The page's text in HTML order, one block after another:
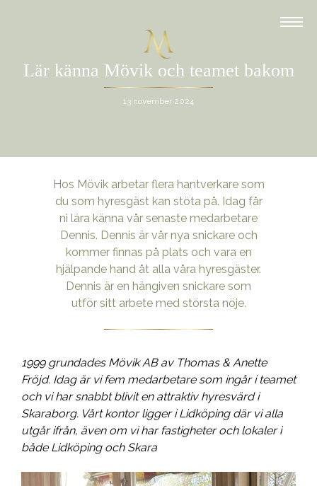
Lär känna Mövik och teamet bakom
13 november 2024
Hos Mövik arbetar flera hantverkare som
du som hyresgäst kan stöta på. Idag får
ni lära känna vår senaste medarbetare
Dennis. Dennis är vår nya snickare och
kommer finnas på plats och vara en
hjälpande hand åt alla våra hyresgäster.
Dennis är en hängiven snickare som
utför sitt arbete med största nöje.
1999 grundades Mövik AB av Thomas & Anette
Fröjd. Idag är vi fem medarbetare som ingår i teamet
och vi har snabbt blivit en attraktiv hyresvärd i
Skaraborg. Vårt kontor ligger i Lidköping där vi alla
utgår ifrån, även om vi har fastigheter och lokaler i
både Lidköping och Skara